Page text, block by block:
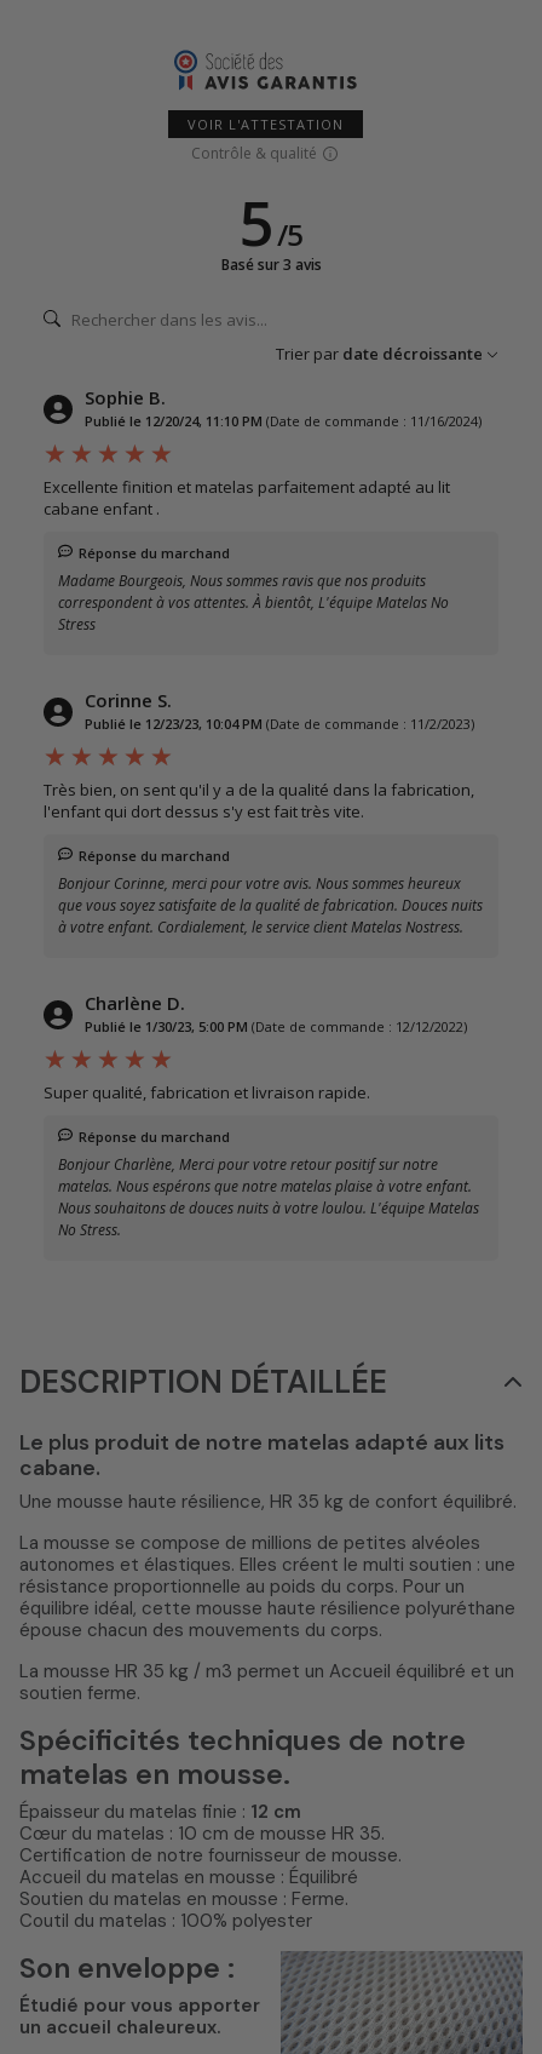
VOIR L'ATTESTATION
Contrôle & qualité
5/5
Basé sur 3 avis
Trier par date décroissante
Sophie B.
Publié le 12/20/24, 11:10 PM (Date de commande : 11/16/2024)
Excellente finition et matelas parfaitement adapté au lit
cabane enfant .
Réponse du marchand
Madame Bourgeois, Nous sommes ravis que nos produits
correspondent à vos attentes. À bientôt, L'équipe Matelas No
Stress
Corinne S.
Publié le 12/23/23, 10:04 PM (Date de commande : 11/2/2023)
Très bien, on sent qu'il y a de la qualité dans la fabrication,
l'enfant qui dort dessus s'y est fait très vite.
Réponse du marchand
Bonjour Corinne, merci pour votre avis. Nous sommes heureux
que vous soyez satisfaite de la qualité de fabrication. Douces nuits
à votre enfant. Cordialement, le service client Matelas Nostress.
Charlène D.
Publié le 1/30/23, 5:00 PM (Date de commande : 12/12/2022)
Super qualité, fabrication et livraison rapide.
Réponse du marchand
Bonjour Charlène, Merci pour votre retour positif sur notre
matelas. Nous espérons que notre matelas plaise à votre enfant.
Nous souhaitons de douces nuits à votre loulou. L'équipe Matelas
No Stress.
DESCRIPTION DÉTAILLÉE
Le plus produit de notre matelas adapté aux lits
cabane.
Une mousse haute résilience, HR 35 kg de confort équilibré.
La mousse se compose de millions de petites alvéoles
autonomes et élastiques. Elles créent le multi soutien : une
résistance proportionnelle au poids du corps. Pour un
équilibre idéal, cette mousse haute résilience polyuréthane
épouse chacun des mouvements du corps.
La mousse HR 35 kg / m3 permet un Accueil équilibré et un
soutien ferme.
Spécificités techniques de notre
matelas en mousse.
Épaisseur du matelas finie : 12 cm
Cœur du matelas : 10 cm de mousse HR 35.
Certification de notre fournisseur de mousse.
Accueil du matelas en mousse : Équilibré
Soutien du matelas en mousse : Ferme.
Coutil du matelas : 100% polyester
Son enveloppe :
Étudié pour vous apporter
un accueil chaleureux.